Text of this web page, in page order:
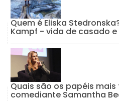
Quem é Eliska
Kampf - vida de casado e
Quais são os papéis
comediante Samantha